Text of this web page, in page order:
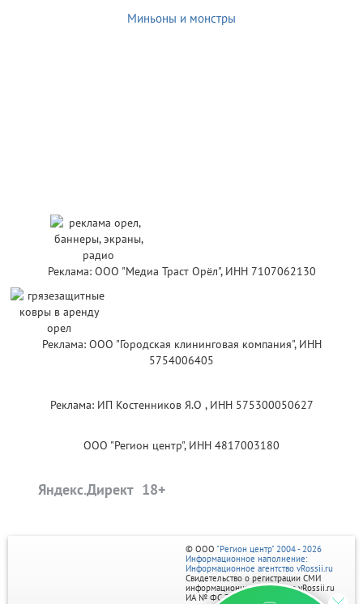
Миньоны и монстры
Реклама: ООО "Медиа Траст Орёл", ИНН 7107062130
Реклама: ООО "Городская клининговая компания", ИНН
5754006405
Реклама: ИП Костенников Я.О , ИНН 575300050627
ООО "Регион центр", ИНН 4817003180
Яндекс.Директ
© ООО "Регион центр" 2004 - 2026
Информационное наполнение:
Информационное агентство vRossii.ru
Свидетельство о регистрации СМИ
информационного агентства vRossii.ru
ИА № ФС 77‑35502